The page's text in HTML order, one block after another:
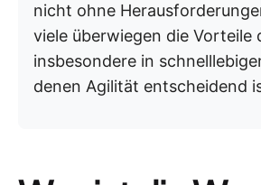
nicht ohne
viele überwiegen die Vorteile
insbesondere in
denen Agilität entscheidend